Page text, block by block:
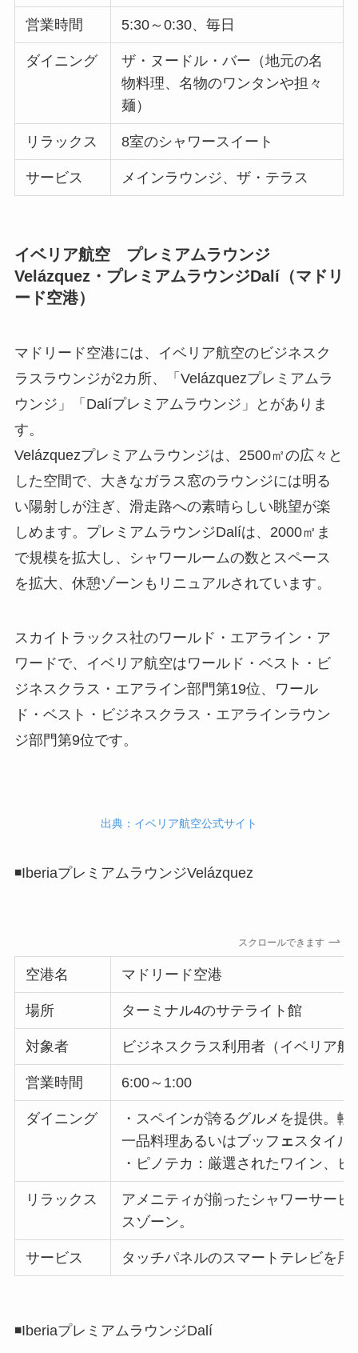
営業時間 5:30～0:30、毎日
ダイニング
ザ・ヌードル・バー（地元の名
物料理、名物のワンタンや担々
麺）
リラックス 8室のシャワースイート
サービス メインラウンジ、ザ・テラス
イベリア航空 プレミアムラウンジ
Velázquez・プレミアムラウンジDalí（マドリ
ード空港）
マドリード空港には、イベリア航空のビジネスク
ラスラウンジが2カ所、「Velázquezプレミアムラ
ウンジ」「Dalíプレミアムラウンジ」とがありま
す。
Velázquezプレミアムラウンジは、2500㎡の広々と
した空間で、大きなガラス窓のラウンジには明る
い陽射しが注ぎ、滑走路への素晴らしい眺望が楽
しめます。プレミアムラウンジDalíは、2000㎡ま
で規模を拡大し、シャワールームの数とスペース
を拡大、休憩ゾーンもリニュアルされています。
スカイトラックス社のワールド・エアライン・ア
ワードで、イベリア航空はワールド・ベスト・ビ
ジネスクラス・エアライン部門第19位、ワール
ド・ベスト・ビジネスクラス・エアラインラウン
ジ部門第9位です。
出典：イベリア航空公式サイト
◾️IberiaプレミアムラウンジVelázquez
スクロールできます
空港名 マドリード空港
場所 ターミナル4のサテライト館
対象者 ビジネスクラス利用者（イベリア
営業時間 6:00～1:00
ダイニング
・スペインが誇るグルメを提供。
一品料理あるいはブッフ ェ スタイル
・ピノテカ：厳選されたワイン、
リラックス
アメニティが揃ったシャワーサー
スゾーン。
サービス タッチパネルのスマートテレビを
◾️IberiaプレミアムラウンジDalí